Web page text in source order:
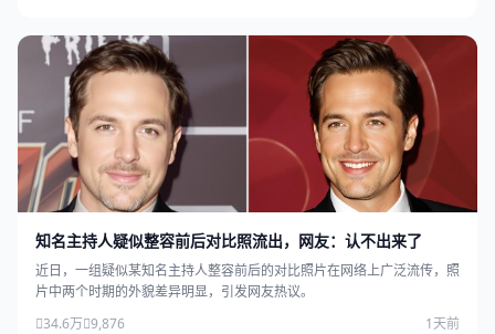
知名主持人疑似整容前后对比照流出，网友：认不出来了
近日，一组疑似某知名主持人整容前后的对比照片在网络上广泛流传，照
片中两个时期的外貌差异明显，引发网友热议。
34.6万 9,876 1天前